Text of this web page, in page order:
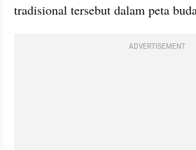
tradisional tersebut dalam peta
ADVERTISEMENT